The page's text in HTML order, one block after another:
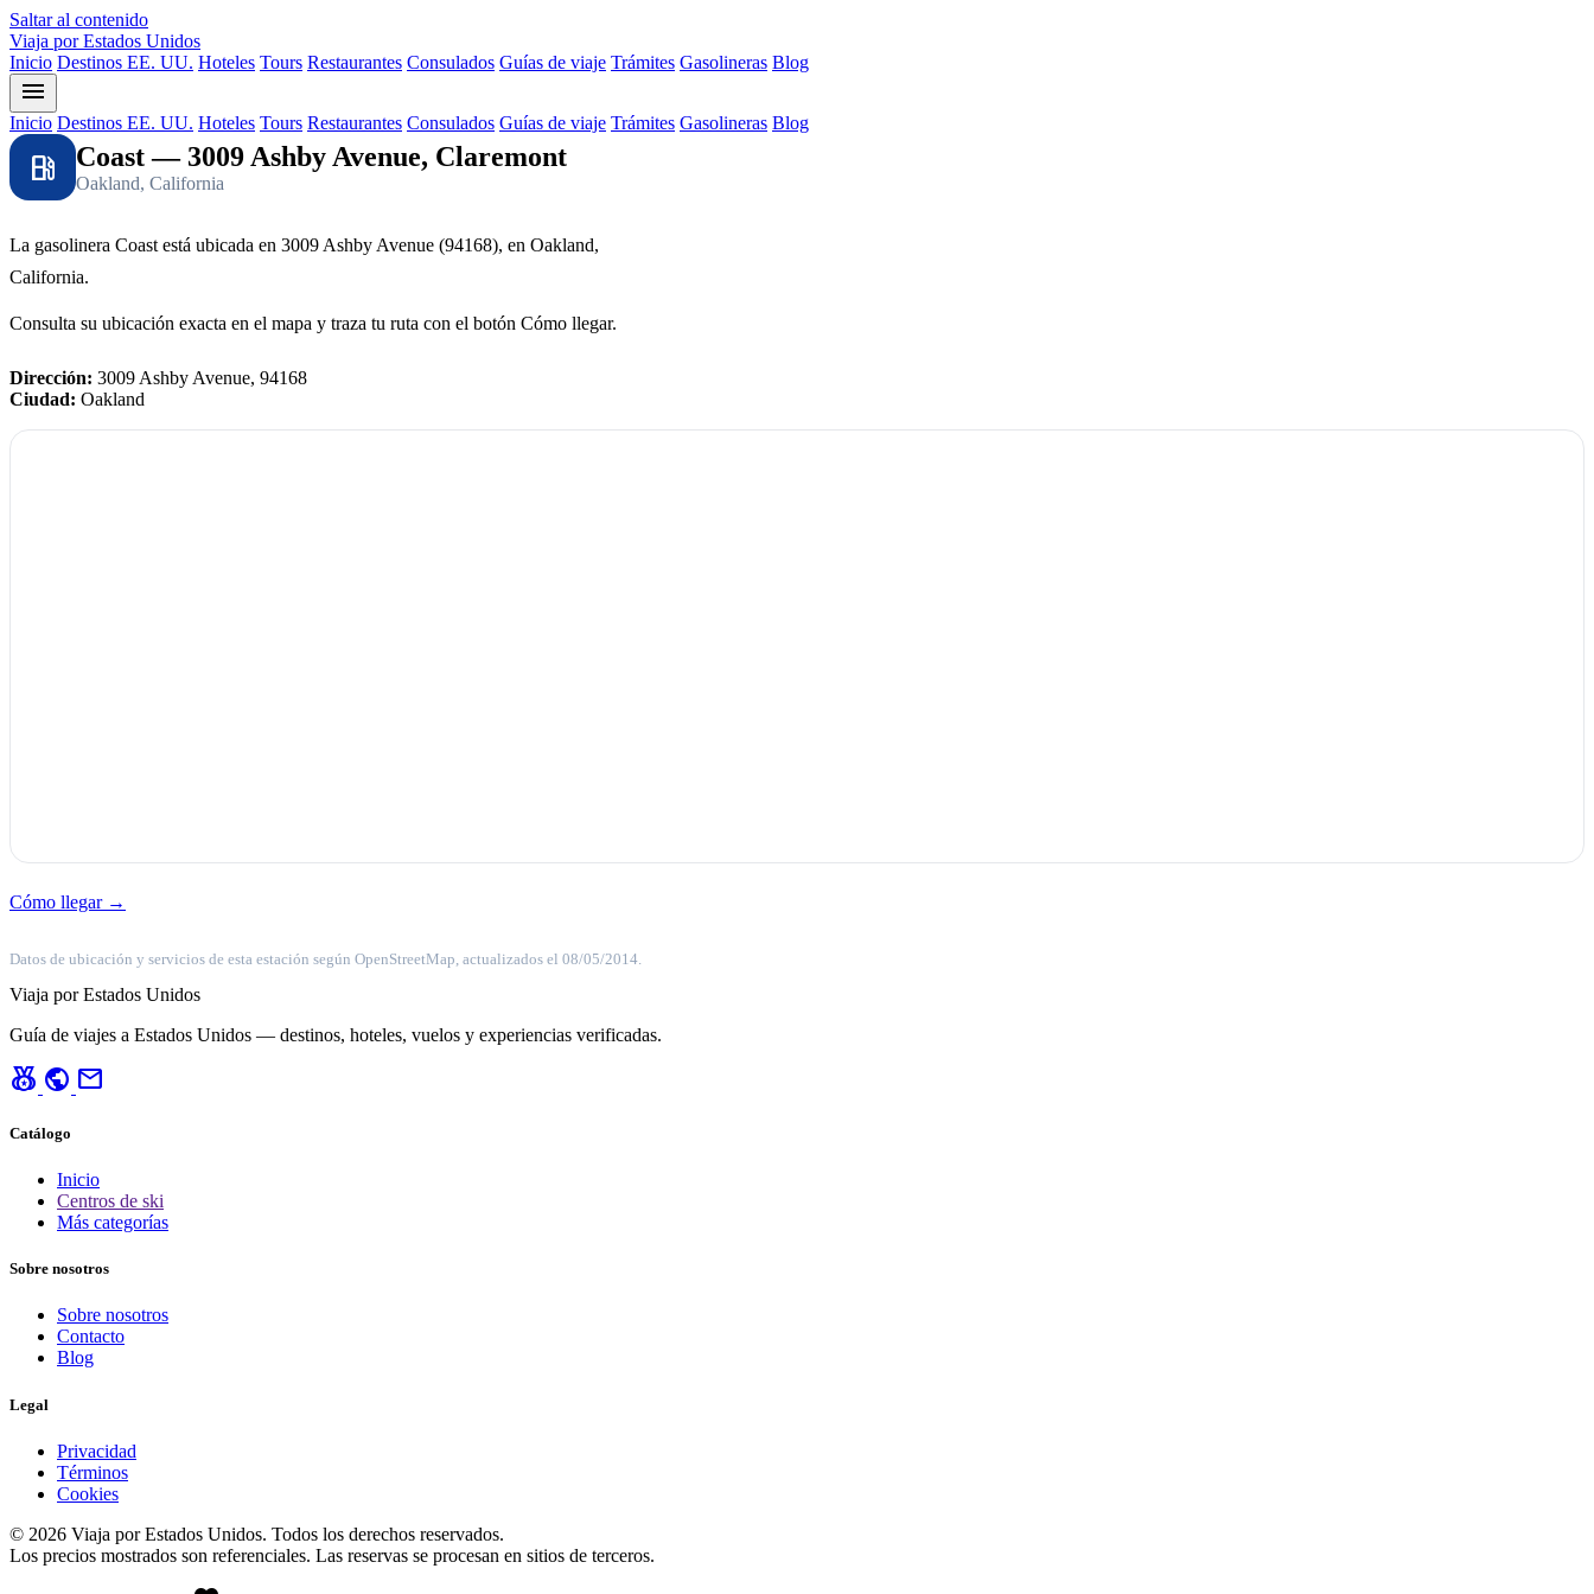
Saltar al contenido
Viaja por Estados Unidos
Inicio Destinos EE. UU. Hoteles Tours Restaurantes Consulados Guías de viaje Trámites Gasolineras Blog
menu
Inicio Destinos EE. UU. Hoteles Tours Restaurantes Consulados Guías de viaje Trámites Gasolineras Blog
local_gas_station Coast — 3009 Ashby Avenue, Claremont
Oakland, California
La gasolinera Coast está ubicada en 3009 Ashby Avenue (94168), en Oakland,
California.
Consulta su ubicación exacta en el mapa y traza tu ruta con el botón Cómo llegar.
Dirección: 3009 Ashby Avenue, 94168
Ciudad: Oakland
Cómo llegar →
Datos de ubicación y servicios de esta estación según OpenStreetMap, actualizados el 08/05/2014.
Viaja por Estados Unidos
Guía de viajes a Estados Unidos — destinos, hoteles, vuelos y experiencias verificadas.
social_leaderboard public mail
Catálogo
Inicio
Centros de ski
Más categorías
Sobre nosotros
Sobre nosotros
Contacto
Blog
Legal
Privacidad
Términos
Cookies
© 2026 Viaja por Estados Unidos. Todos los derechos reservados.
Los precios mostrados son referenciales. Las reservas se procesan en sitios de terceros.